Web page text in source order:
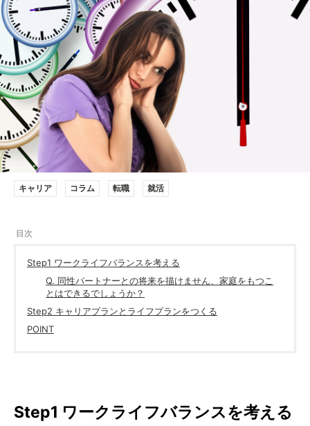
キャリア コラム 転職 就活
Step1 ワークライフバランスを考える
Q. 同性パートナーとの将来を描けません、家庭をもつこ
とはできるでしょうか？
Step2 キャリアプランとライフプランをつくる
POINT
Step1 ワークライフバランスを考える